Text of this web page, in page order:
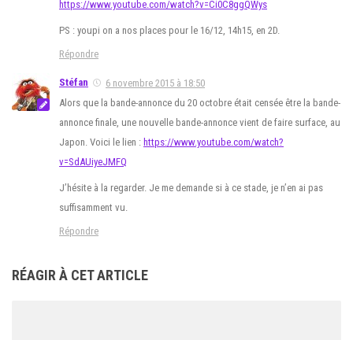
https://www.youtube.com/watch?v=Ci0C8ggQWys
PS : youpi on a nos places pour le 16/12, 14h15, en 2D.
Répondre
Stéfan
6 novembre 2015 à 18:50
Alors que la bande-annonce du 20 octobre était censée être la bande-
annonce finale, une nouvelle bande-annonce vient de faire surface, au
Japon. Voici le lien : https://www.youtube.com/watch?
v=SdAUiyeJMFQ
J’hésite à la regarder. Je me demande si à ce stade, je n’en ai pas
suffisamment vu.
Répondre
RÉAGIR À CET ARTICLE